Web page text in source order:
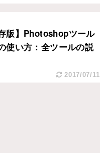
版】Photoshopツール
使い方：全ツールの説
2017/07/11